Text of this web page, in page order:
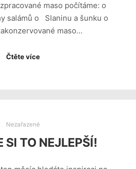
maso počítáme: o
salámů o Slaninu a šunku o
maso…
Čtěte více
Nezařazené
SI TO NEJLEPŠÍ!